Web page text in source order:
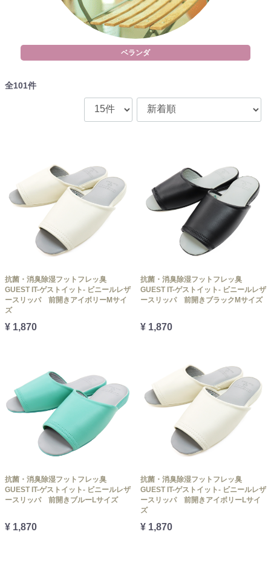
ベランダ
全101件
抗菌・消臭除湿フットフレッ臭
GUEST IT-ゲストイット- ビニールレザ
ースリッパ 前開きアイボリーMサイ
ズ
¥ 1,870
抗菌・消臭除湿フットフレッ臭
GUEST IT-ゲストイット- ビニールレザ
ースリッパ 前開きブラックMサイズ
¥ 1,870
抗菌・消臭除湿フットフレッ臭
GUEST IT-ゲストイット- ビニールレザ
ースリッパ 前開きブルーLサイズ
¥ 1,870
抗菌・消臭除湿フットフレッ臭
GUEST IT-ゲストイット- ビニールレザ
ースリッパ 前開きアイボリーLサイ
ズ
¥ 1,870